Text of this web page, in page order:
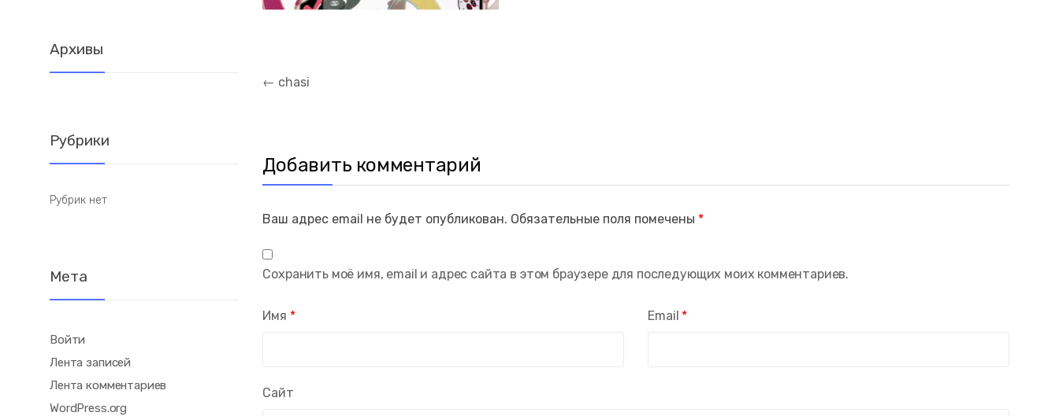
Навигация
← chasi
Добавить комментарий
Ваш адрес email не будет опубликован. Обязательные поля помечены *
Имя * Email *
Сайт
Сохранить моё имя, email и адрес сайта в этом браузере для последующих моих комментариев.
Архивы
Рубрики
Рубрик нет
Мета
Войти
Лента записей
Лента комментариев
WordPress.org